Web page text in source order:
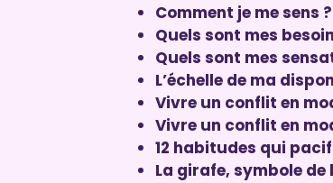
Comment je me sens ?
Quels sont mes
Quels sont mes
L’échelle de ma
Vivre un conflit en
Vivre un conflit en
12 habitudes qui
La girafe, symbole de